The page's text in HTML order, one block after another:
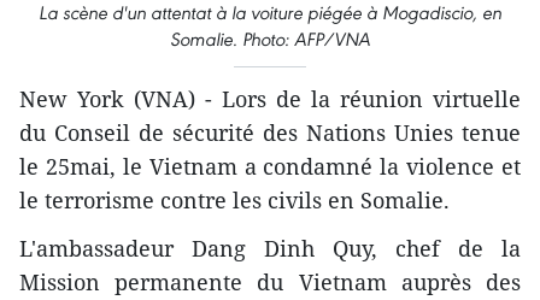
La scène d'un attentat à la voiture piégée à Mogadiscio, en
Somalie. Photo: AFP/VNA
New York (VNA) - Lors de la réunion virtuelle
du Conseil de sécurité des Nations Unies tenue
le 25mai, le Vietnam a condamné la violence et
le terrorisme contre les civils en Somalie.
L'ambassadeur Dang Dinh Quy, chef de la
Mission permanente du Vietnam auprès des